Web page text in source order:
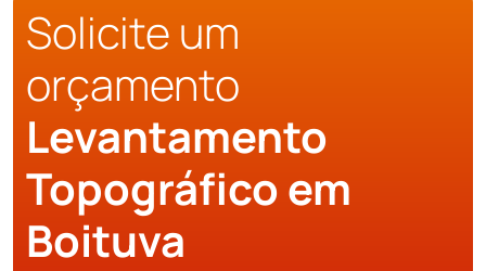
Solicite um
orçamento
Levantamento
Topográfico em
Boituva